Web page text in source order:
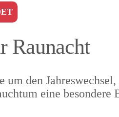
Raunacht
um den
eine besondere